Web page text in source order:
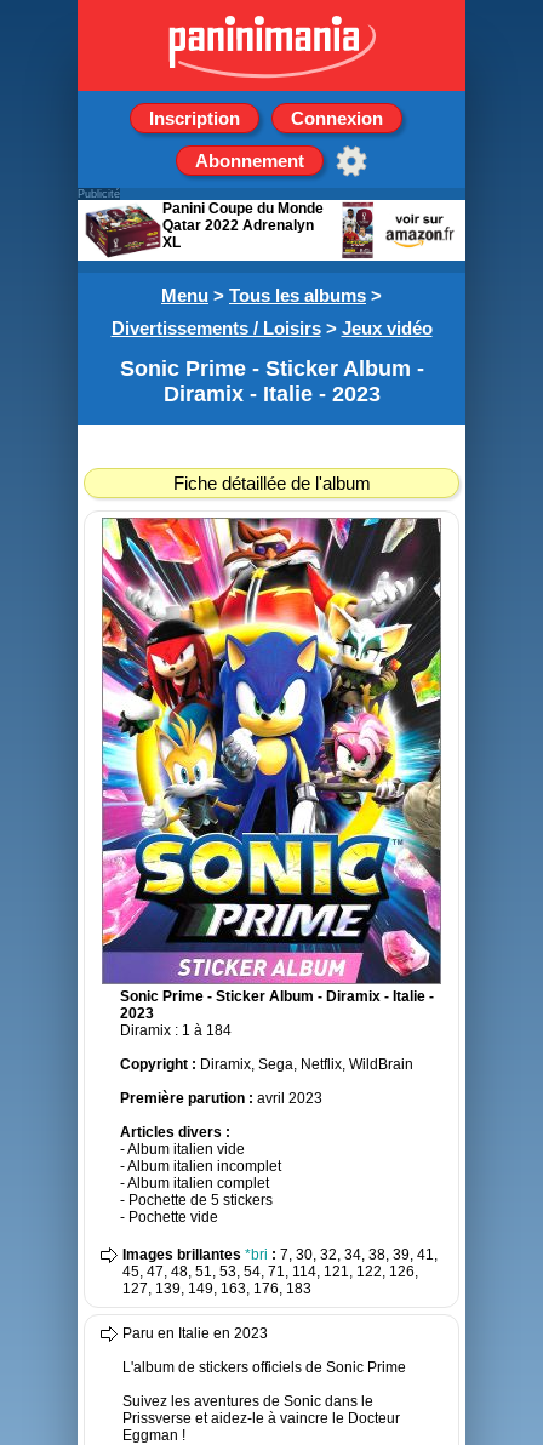
Inscription Connexion
Abonnement
Menu > Tous les albums >
Divertissements / Loisirs> Jeux vidéo
Sonic Prime - Sticker Album -
Diramix - Italie - 2023
Fiche détaillée de l'album
Sonic Prime - Sticker Album - Diramix - Italie -
2023
Diramix : 1 à 184
Copyright : Diramix, Sega, Netflix, WildBrain
Première parution : avril 2023
Articles divers :
- Album italien vide
- Album italien incomplet
- Album italien complet
- Pochette de 5 stickers
- Pochette vide
Images brillantes *bri : 7, 30, 32, 34, 38, 39, 41,
45, 47, 48, 51, 53, 54, 71, 114, 121, 122, 126,
127, 139, 149, 163, 176, 183
Paru en Italie en 2023
L'album de stickers officiels de Sonic Prime
Suivez les aventures de Sonic dans le
Prissverse et aidez-le à vaincre le Docteur
Eggman !
Publicité
Panini Coupe du Monde
Qatar 2022 Adrenalyn
XL
Boîte de 24 Pochettes de
8 cartes